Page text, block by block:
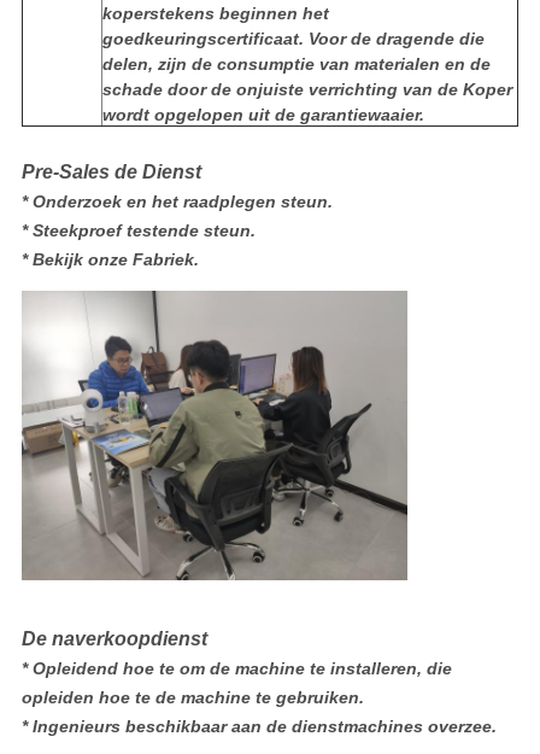
koperstekens beginnen het
goedkeuringscertificaat. Voor de dragende die
delen, zijn de consumptie van materialen en de
schade door de onjuiste verrichting van de Koper
wordt opgelopen uit de garantiewaaier.
Pre-Sales de Dienst
* Onderzoek en het raadplegen steun.
* Steekproef testende steun.
* Bekijk onze Fabriek.
De naverkoopdienst
* Opleidend hoe te om de machine te installeren, die
opleiden hoe te de machine te gebruiken.
* Ingenieurs beschikbaar aan de dienstmachines overzee.